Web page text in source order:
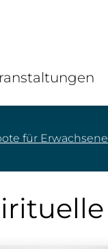
für Erwachsene